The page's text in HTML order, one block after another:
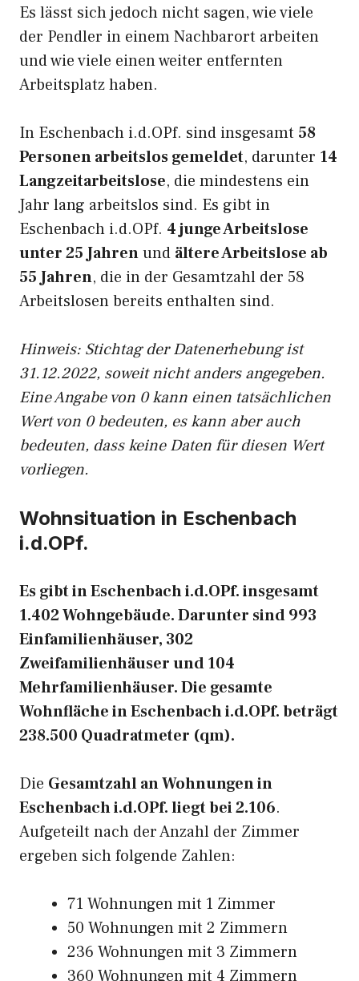
Es lässt sich jedoch nicht sagen, wie viele
der Pendler in einem Nachbarort arbeiten
und wie viele einen weiter entfernten
Arbeitsplatz haben.
In Eschenbach i.d.OPf. sind insgesamt 58
Personen arbeitslos gemeldet, darunter 14
Langzeitarbeitslose, die mindestens ein
Jahr lang arbeitslos sind. Es gibt in
Eschenbach i.d.OPf. 4 junge Arbeitslose
unter 25 Jahrenund ältere Arbeitslose ab
55 Jahren, die in der Gesamtzahl der 58
Arbeitslosen bereits enthalten sind.
Hinweis: Stichtag der Datenerhebung ist
31.12.2022, soweit nicht anders angegeben.
Eine Angabe von 0 kann einen tatsächlichen
Wert von 0 bedeuten, es kann aber auch
bedeuten, dass keine Daten für diesen Wert
vorliegen.
Wohnsituation in Eschenbach
i.d.OPf.
Es gibt in Eschenbach i.d.OPf. insgesamt
1.402 Wohngebäude. Darunter sind 993
Einfamilienhäuser, 302
Zweifamilienhäuser und 104
Mehrfamilienhäuser. Die gesamte
Wohnfläche in Eschenbach i.d.OPf. beträgt
238.500 Quadratmeter (qm).
Die Gesamtzahl an Wohnungen in
Eschenbach i.d.OPf. liegt bei 2.106.
Aufgeteilt nach der Anzahl der Zimmer
ergeben sich folgende Zahlen:
71 Wohnungen mit 1 Zimmer
50 Wohnungen mit 2 Zimmern
236 Wohnungen mit 3 Zimmern
360 Wohnungen mit 4 Zimmern